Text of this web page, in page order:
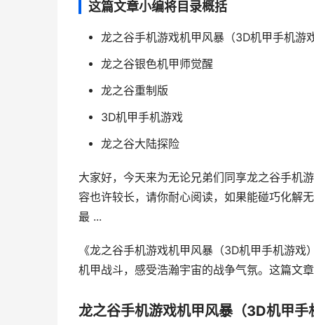
这篇文章小编将目录概括
龙之谷手机游戏机甲风暴（3D机甲手机游
龙之谷银色机甲师觉醒
龙之谷重制版
3D机甲手机游戏
龙之谷大陆探险
大家好，今天来为无论兄弟们同享龙之谷手机
容也许较长，请你耐心阅读，如果能碰巧化解
最 ...
《龙之谷手机游戏机甲风暴（3D机甲手机游
机甲战斗，感受浩瀚宇宙的战争气氛。这篇文
龙之谷手机游戏机甲风暴（3D机甲手